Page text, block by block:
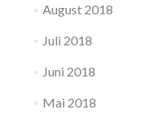
August 2018
Juli 2018
Juni 2018
Mai 2018